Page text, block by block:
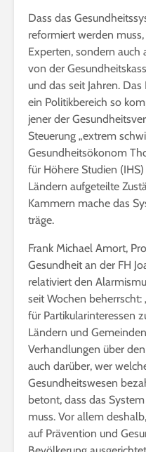
Dass das
reformiert werden
Experten, sondern auch
von der
und das seit Jahren.
ein Politikbereich so
jener der
Steuerung „extrem
Gesundheitsökonom
für Höhere Studien
Ländern aufgeteilte
Kammern mache das
träge.
Frank Michael Amort,
Gesundheit an der FH
relativiert den
seit Wochen
für Partikularinteressen
Ländern und
Verhandlungen über
auch darüber, wer
Gesundheitswesen
betont, dass das
muss. Vor allem
auf Prävention und